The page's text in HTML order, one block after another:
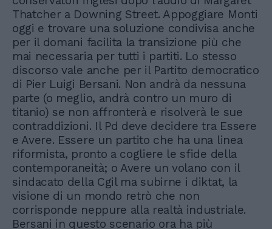
Thatcher a Downing Street. Appoggiare Monti
oggi e trovare una soluzione condivisa anche
per il domani facilita la transizione più che
mai necessaria per tutti i partiti. Lo stesso
discorso vale anche per il Partito democratico
di Pier Luigi Bersani. Non andrà da nessuna
parte (o meglio, andrà contro un muro di
titanio) se non affronterà e risolverà le sue
contraddizioni. Il Pd deve decidere tra Essere
e Avere. Essere un partito che ha una linea
riformista, pronto a cogliere le sfide della
contemporaneità; o Avere un volano con il
sindacato della Cgil ma subirne i diktat, la
visione di un mondo retrò che non
corrisponde neppure alla realtà industriale.
Bersani in questo scenario ora ha più